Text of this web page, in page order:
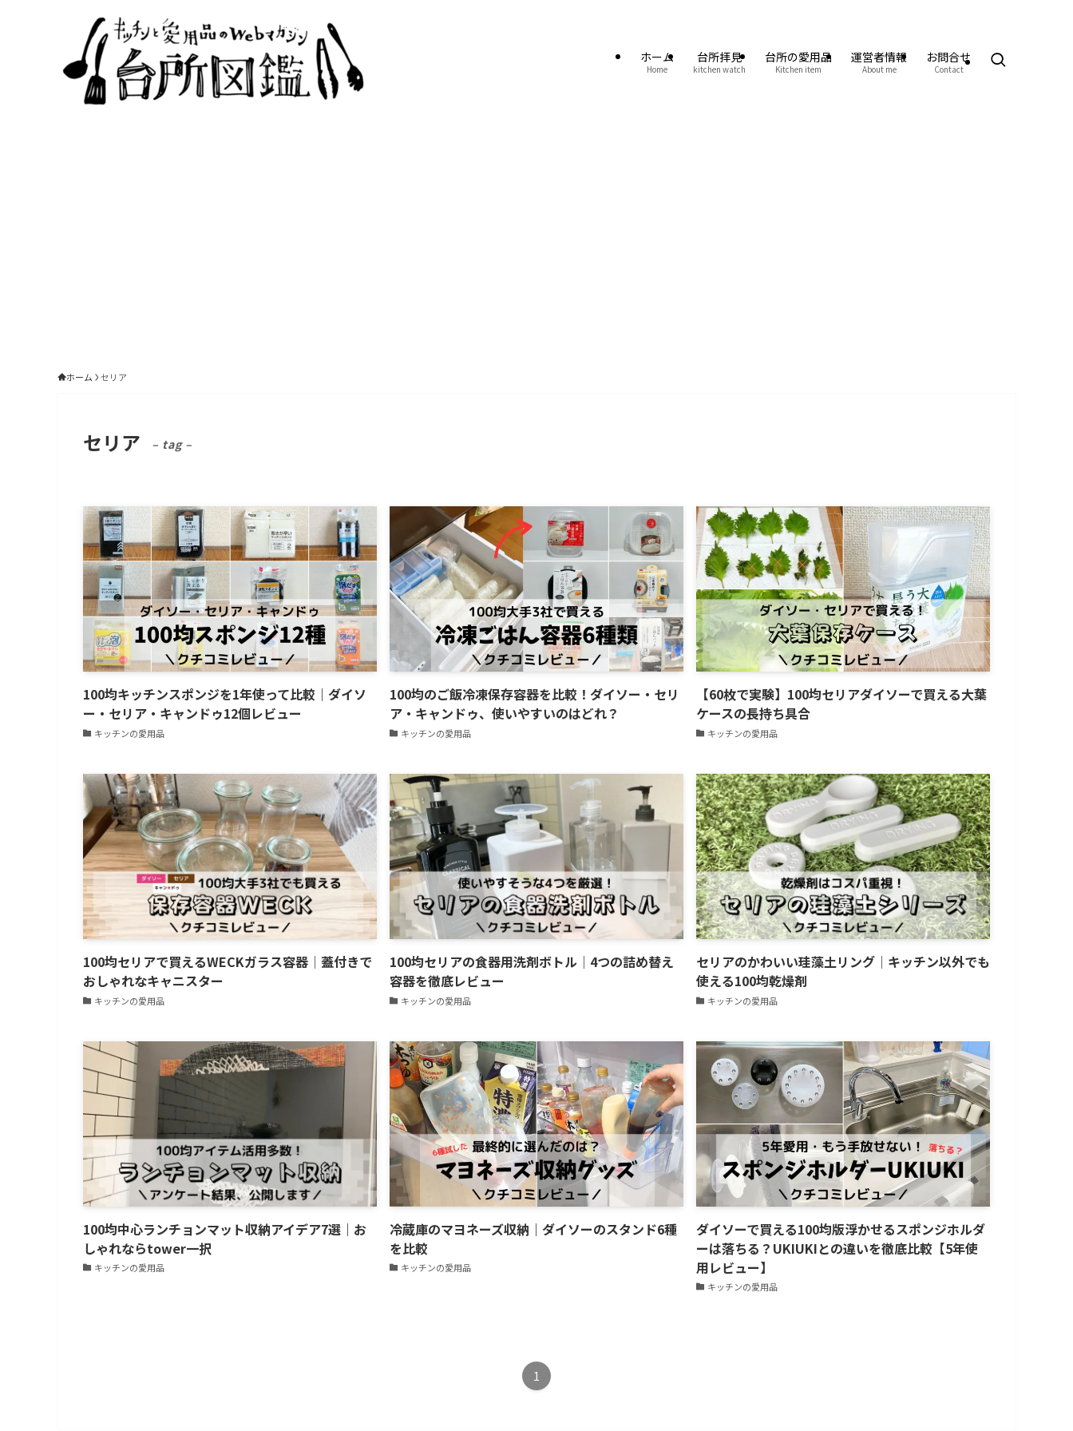
ホーム
Home
台所拝見
kitchen watch
台所の愛用品
Kitchen item
運営者情報
About me
お問合せ
Contact
ホーム セリア
セリア – tag –
100均キッチンスポンジを1年使って比較｜ダイソ
ー・セリア・キャンドゥ12個レビュー
キッチンの愛用品
100均のご飯冷凍保存容器を比較！ダイソー・セリ
ア・キャンドゥ、使いやすいのはどれ？
キッチンの愛用品
【60枚で実験】100均セリアダイソーで買える大葉
ケースの長持ち具合
キッチンの愛用品
100均セリアで買えるWECKガラス容器│蓋付きで
おしゃれなキャニスター
キッチンの愛用品
100均セリアの食器用洗剤ボトル│4つの詰め替え
容器を徹底レビュー
キッチンの愛用品
セリアのかわいい珪藻土リング│キッチン以外でも
使える100均乾燥剤
キッチンの愛用品
100均中心ランチョンマット収納アイデア7選｜お
しゃれならtower一択
キッチンの愛用品
冷蔵庫のマヨネーズ収納｜ダイソーのスタンド6種
を比較
キッチンの愛用品
ダイソーで買える100均版浮かせるスポンジホルダ
ーは落ちる？UKIUKIとの違いを徹底比較【5年使
用レビュー】
キッチンの愛用品
1